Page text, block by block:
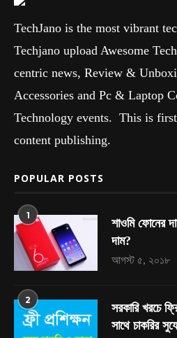
TechJano is the most vibrant
Techjano upload Awesome
centric news, Review &
Accessories and Pc & Laptop
Technology events. This is
content publishing.
POPULAR POSTS
1
শাওমি ফোনের
দাম?
আগস্ট ৫, ২০১৮
2
সরকারি খরচে
সাথে চাকরির